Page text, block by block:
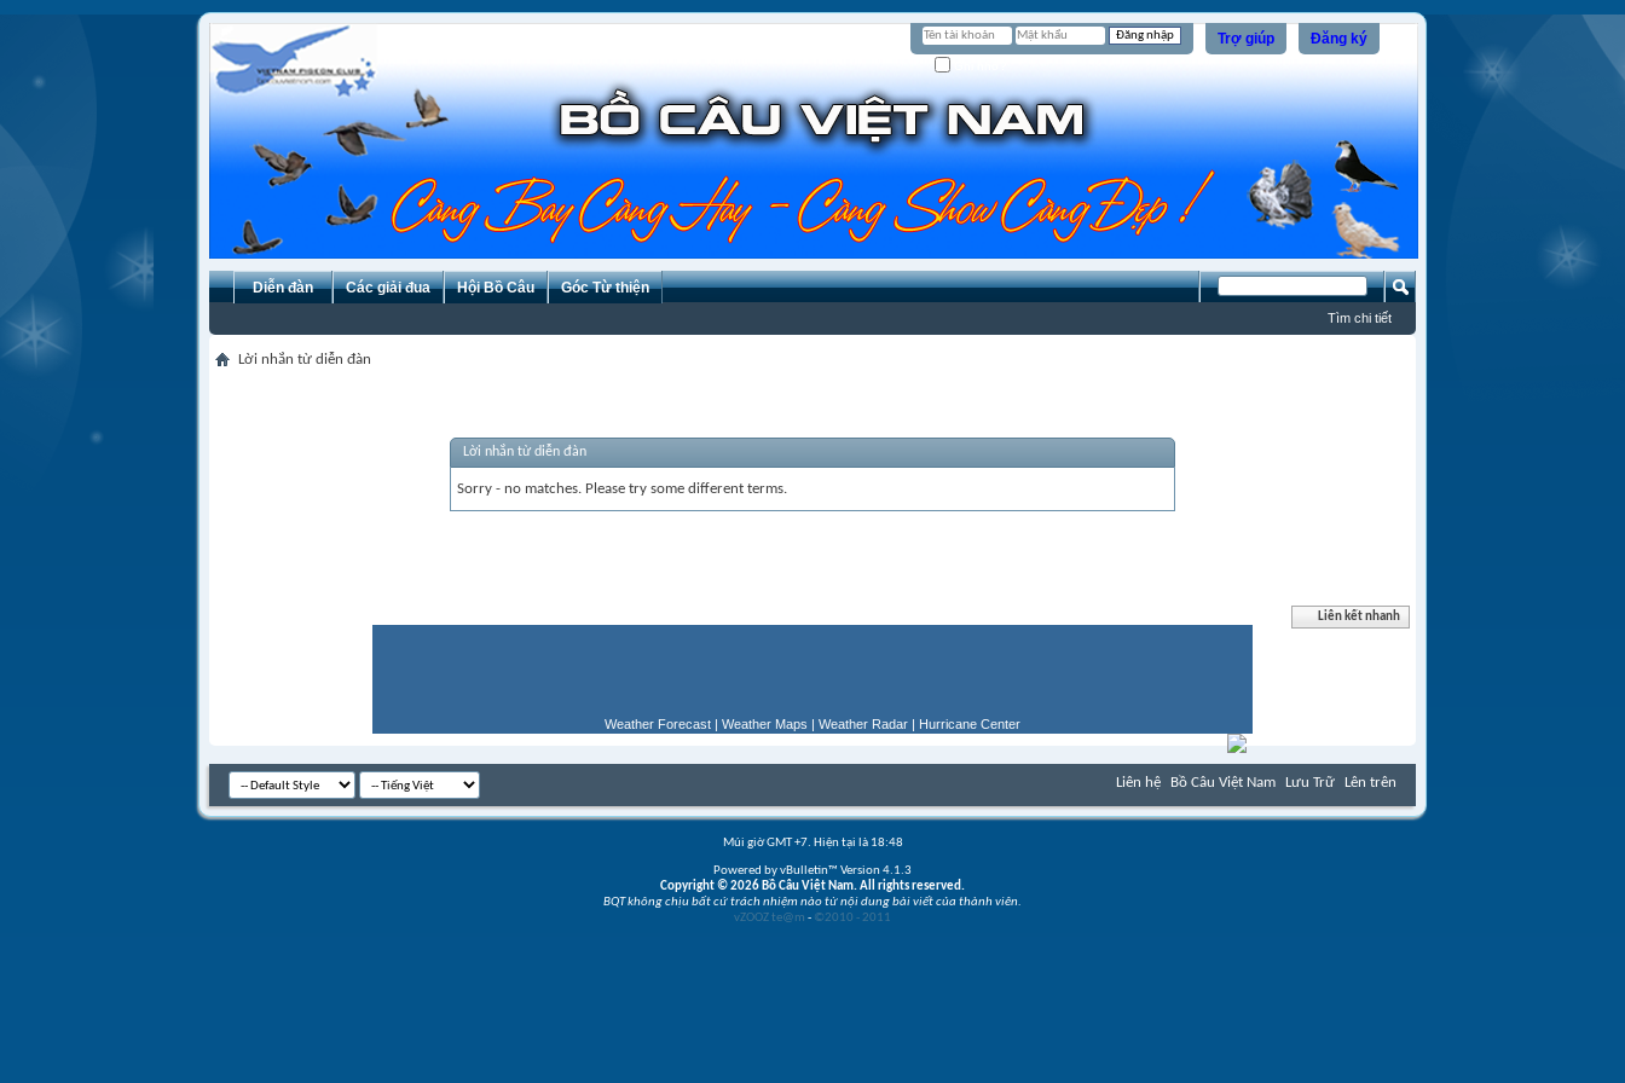
Đăng ký
Trợ giúp
Diễn đàn Các giải đua Hội Bồ Câu Góc Từ thiện
Tìm chi tiết
Lời nhắn từ diễn đàn
Lời nhắn từ diễn đàn
Sorry - no matches. Please try some different terms.
Liên kết nhanh
Weather Forecast | Weather Maps | Weather Radar | Hurricane Center
Liên hệ Bồ Câu Việt Nam Lưu Trữ Lên trên
Múi giờ GMT +7. Hiện tại là 18:48
Powered by vBulletin™ Version 4.1.3
Copyright © 2026 Bồ Câu Việt Nam. All rights reserved.
BQT không chịu bất cứ trách nhiệm nào từ nội dung bài viết của thành viên.
vZOOZ te@m - ©2010 - 2011